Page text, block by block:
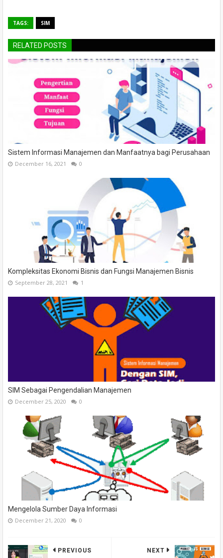
TAGS: SIM
RELATED POSTS
Sistem Informasi Manajemen dan Manfaatnya bagi Perusahaan
December 16, 2021 0
Kompleksitas Ekonomi Bisnis dan Fungsi Manajemen Bisnis
September 28, 2021 1
SIM Sebagai Pengendalian Manajemen
December 25, 2020 0
Mengelola Sumber Daya Informasi
December 21, 2020 0
NEXT
PREVIOUS